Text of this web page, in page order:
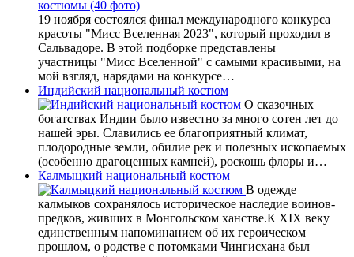
19 ноября состоялся финал международного конкурса
красоты "Мисс Вселенная 2023", который проходил в
Сальвадоре. В этой подборке представлены
участницы "Мисс Вселенной" с самыми красивыми, на
мой взгляд, нарядами на конкурсе…
Индийский национальный костюм
О сказочных
богатствах Индии было известно за много сотен лет до
нашей эры. Славились ее благоприятный климат,
плодородные земли, обилие рек и полезных ископаемых
(особенно драгоценных камней), роскошь флоры и…
Калмыцкий национальный костюм
В одежде
калмыков сохранялось историческое наследие воинов-
предков, живших в Монгольском ханстве.К XIX веку
единственным напоминанием об их героическом
прошлом, о родстве с потомками Чингисхана был